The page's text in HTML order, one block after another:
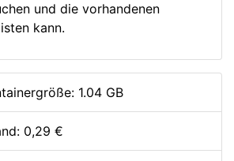
und die vorhandenen
kann.
1.04 GB
0,29 €